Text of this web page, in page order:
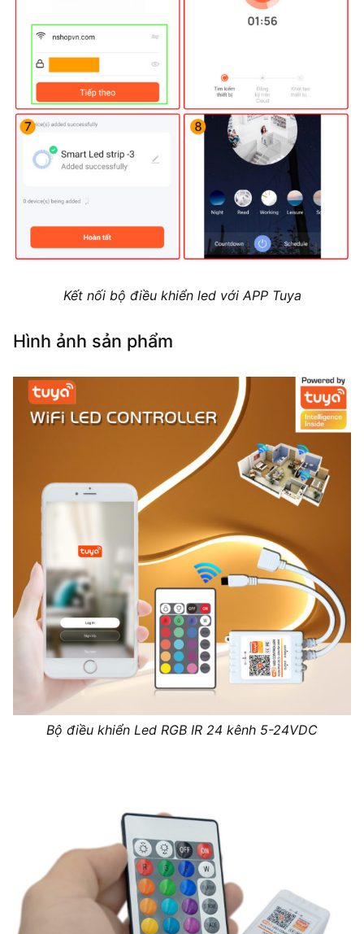
Kết nối bộ điều khiển led với APP Tuya
Hình ảnh sản phẩm
Bộ điều khiển Led RGB IR 24 kênh 5-24VDC